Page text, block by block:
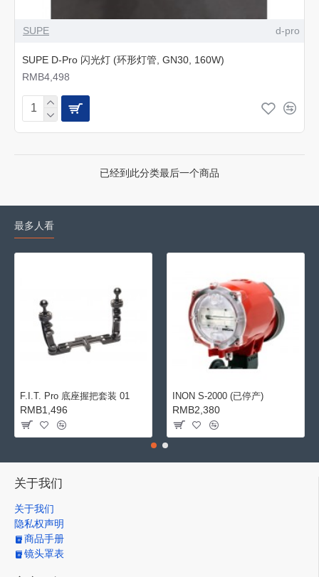
SUPE d-pro
SUPE D-Pro 闪光灯 (环形灯管, GN30, 160W)
RMB4,498
已经到此分类最后一个商品
最多人看
F.I.T. Pro 底座握把套装 01
RMB1,496
INON S-2000 (已停产)
RMB2,380
关于我们
关于我们
隐私权声明
商品手册
镜头罩表